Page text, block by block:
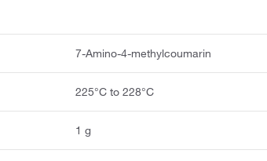
7-Amino-4-methylcoumarin
225°C to 228°C
1 g